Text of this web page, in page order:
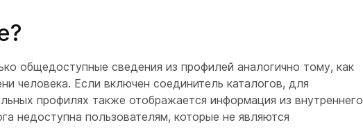
общедоступные сведения из профилей аналогично тому, как
человека. Если включен соединитель каталогов, для
профилях также отображается информация из внутреннего
недоступна пользователям, которые не являются